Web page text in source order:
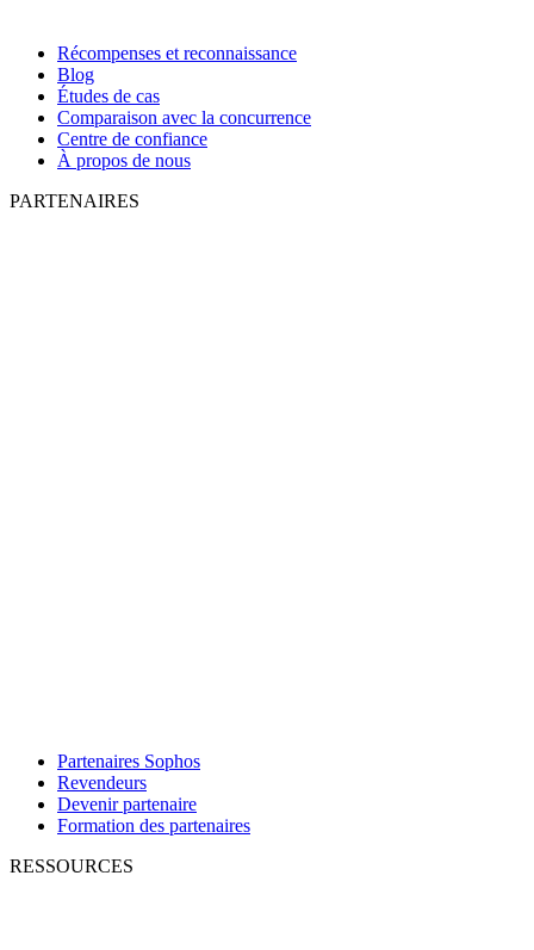
Récompenses et reconnaissance
Blog
Études de cas
Comparaison avec la concurrence
Centre de confiance
À propos de nous
PARTENAIRES
Partenaires Sophos
Revendeurs
Devenir partenaire
Formation des partenaires
RESSOURCES